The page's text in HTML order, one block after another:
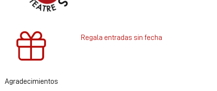
Regala entradas sin fecha
Agradecimientos